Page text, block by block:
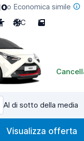
o Economica simile
A/C 5
Al di sotto della media
Visualizza offerta